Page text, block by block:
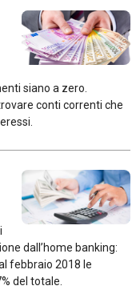
siano a zero.
conti correnti che
dall’home banking:
febbraio 2018 le
del totale.